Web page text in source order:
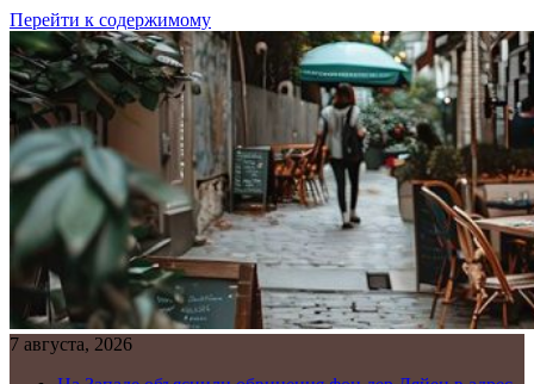
Перейти к содержимому
7 августа, 2026